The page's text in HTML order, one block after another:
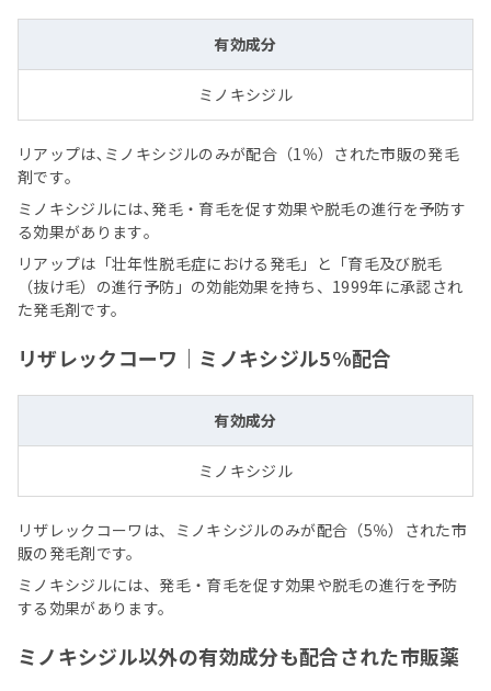
有効成分
ミノキシジル
リアップは､ミノキシジルのみが配合（1％）された市販の発毛
剤です｡
ミノキシジルには､発毛・育毛を促す効果や脱毛の進行を予防す
る効果があります｡
リアップは「壮年性脱毛症における発毛」と「育毛及び脱毛
（抜け毛）の進行予防」の効能効果を持ち、1999年に承認され
た発毛剤です。
リザレックコーワ｜ミノキシジル5%配合
有効成分
ミノキシジル
リザレックコーワは、ミノキシジルのみが配合（5％）された市
販の発毛剤です。
ミノキシジルには、発毛・育毛を促す効果や脱毛の進行を予防
する効果があります。
ミノキシジル以外の有効成分も配合された市販薬